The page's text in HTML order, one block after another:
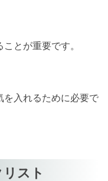
とが重要です。
を入れるために必要で
スト